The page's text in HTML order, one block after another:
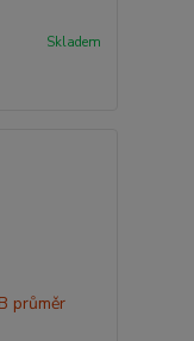
Skladem